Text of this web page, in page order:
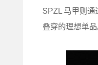
SPZL 马甲则通
叠穿的理想单品